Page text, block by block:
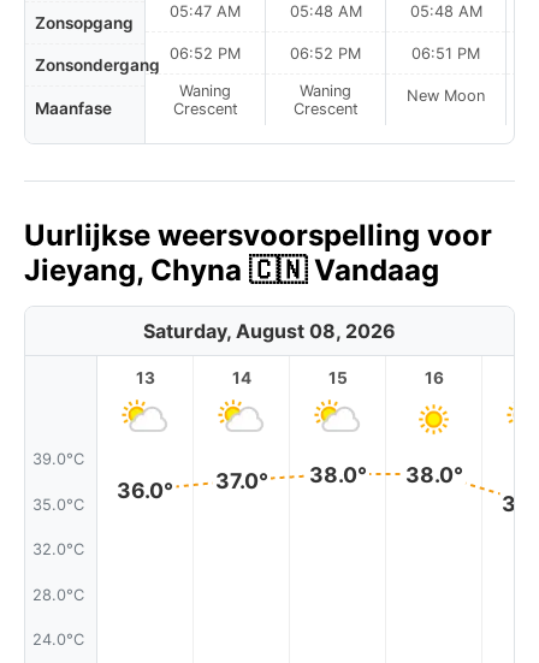
Zonsopgang
Zonsondergang
Maanfase
05:47 AM
06:52 PM
Waning
Crescent
05:48 AM
06:52 PM
Waning
Crescent
05:48 AM
06:51 PM
New Moon
Uurlijkse weersvoorspelling voor
Jieyang, Chyna 🇨🇳 Vandaag
Saturday, August 08, 2026
39.0°C
35.0°C
32.0°C
28.0°C
24.0°C
13
36.0°
14
37.0°
15
38.0°
16
38.0°